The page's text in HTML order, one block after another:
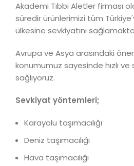
Akademi Tıbbi Aletler firması
süredir ürünlerimizi tüm
ülkesine sevkiyatını
Avrupa ve Asya arasındaki
konumumuz sayesinde hızlı
sağlıyoruz.
Sevkiyat yöntemleri;
Karayolu taşımacılığı
Deniz taşımacılığı
Hava taşımacılığı